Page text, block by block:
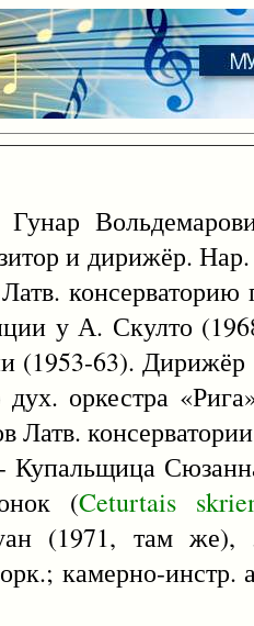
и дирижёр.
у А. Скулто
(1953-63). Дирижёр
оркестра
Латв.
Купальщица
(Ceturtais
(1971, там
камерно-